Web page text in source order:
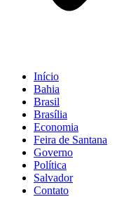
Início
Bahia
Brasil
Brasília
Economia
Feira de Santana
Governo
Política
Salvador
Contato